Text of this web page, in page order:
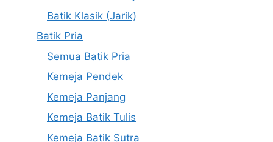
Batik Klasik (Jarik)
Batik Pria
Semua Batik Pria
Kemeja Pendek
Kemeja Panjang
Kemeja Batik Tulis
Kemeja Batik Sutra